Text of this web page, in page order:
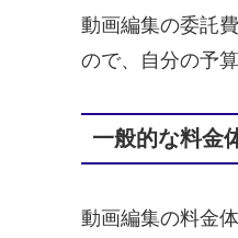
動画編集の委託
ので、自分の予
一般的な料金
動画編集の料金